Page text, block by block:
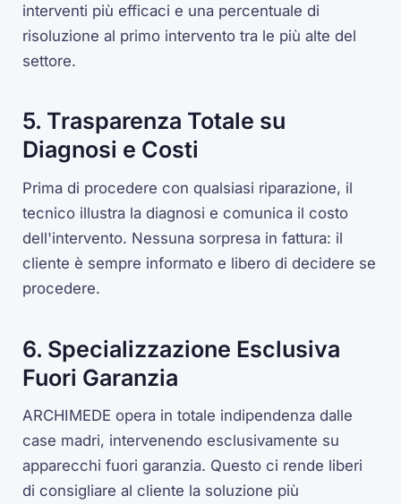
interventi più efficaci e una percentuale di
risoluzione al primo intervento tra le più alte del
settore.
5. Trasparenza Totale su
Diagnosi e Costi
Prima di procedere con qualsiasi riparazione, il
tecnico illustra la diagnosi e comunica il costo
dell'intervento. Nessuna sorpresa in fattura: il
cliente è sempre informato e libero di decidere se
procedere.
6. Specializzazione Esclusiva
Fuori Garanzia
ARCHIMEDE opera in totale indipendenza dalle
case madri, intervenendo esclusivamente su
apparecchi fuori garanzia. Questo ci rende liberi
di consigliare al cliente la soluzione più